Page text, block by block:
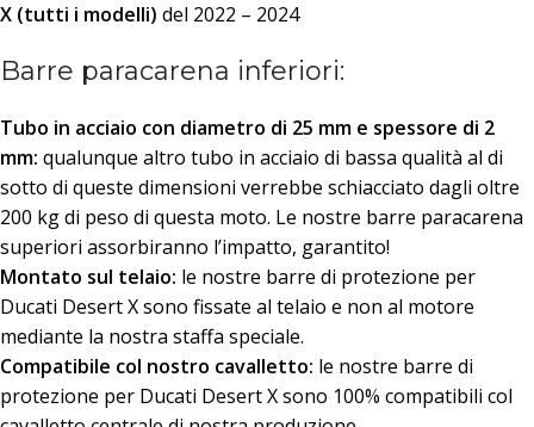
X (tutti i modelli) del 2022 – 2024
Barre paracarena inferiori:
Tubo in acciaio con diametro di 25 mm e spessore di 2
mm: qualunque altro tubo in acciaio di bassa qualità al di
sotto di queste dimensioni verrebbe schiacciato dagli oltre
200 kg di peso di questa moto. Le nostre barre paracarena
superiori assorbiranno l’impatto, garantito!
Montato sul telaio: le nostre barre di protezione per
Ducati Desert X sono fissate al telaio e non al motore
mediante la nostra staffa speciale.
Compatibile col nostro cavalletto: le nostre barre di
protezione per Ducati Desert X sono 100% compatibili col